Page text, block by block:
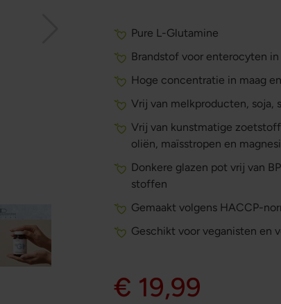
Pure L-Glutamine
Brandstof voor enterocyten
Hoge concentratie in maag
Vrij van melkproducten, soja,
Vrij van kunstmatige
oliën, maïsstropen en
Donkere glazen pot vrij van
stoffen
Gemaakt volgens HACCP-
Geschikt voor veganisten en
€ 19,99